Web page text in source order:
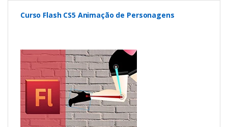
Curso Flash CS5 Animação de Personagens